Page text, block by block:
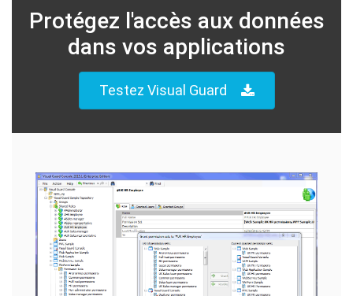
Protégez l'accès aux données
dans vos applications
Testez Visual Guard